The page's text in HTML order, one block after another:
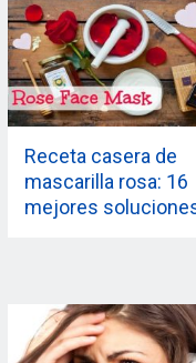
Receta casera de
mascarilla rosa: 16
mejores